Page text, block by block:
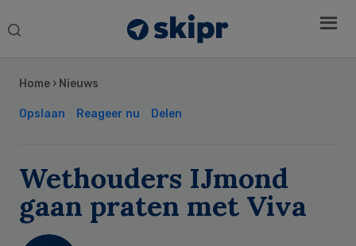
Search
Home › Nieuws
Opslaan Reageer nu Delen
Wethouders IJmond
gaan praten met Viva
Sidebar